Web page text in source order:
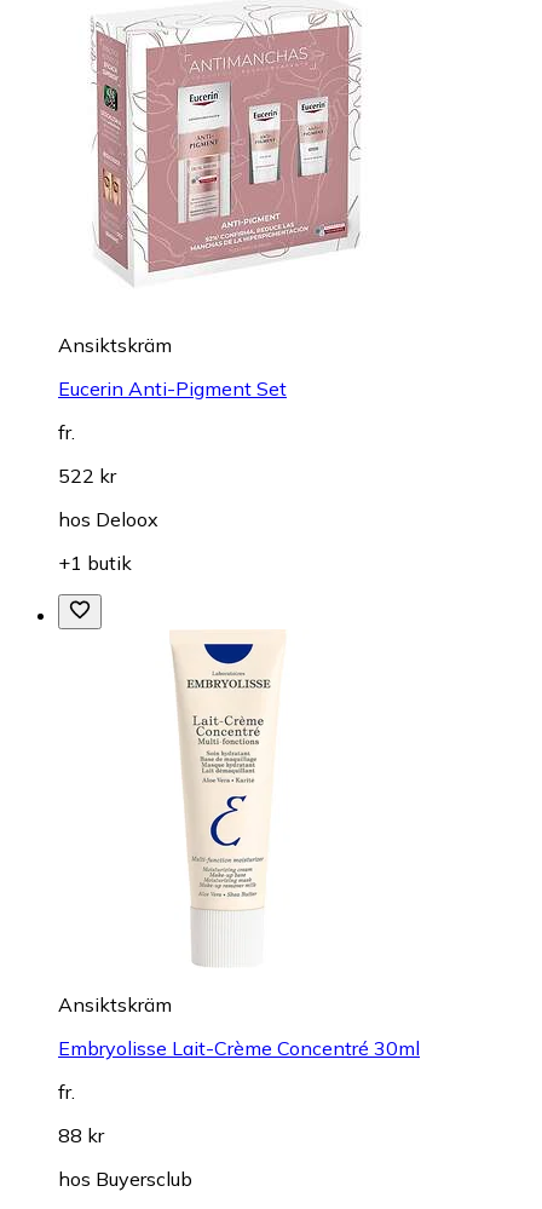
Ansiktskräm
Eucerin Anti-Pigment Set
fr.
522 kr
hos Deloox
+1 butik
Ansiktskräm
Embryolisse Lait-Crème Concentré 30ml
fr.
88 kr
hos Buyersclub